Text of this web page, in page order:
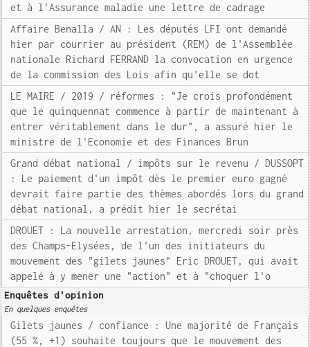
et à l'Assurance maladie une lettre de cadrage
Affaire Benalla / AN : Les députés LFI ont demandé
hier par courrier au président (REM) de l'Assemblée
nationale Richard FERRAND la convocation en urgence
de la commission des Lois afin qu'elle se dot
LE MAIRE / 2019 / réformes : "Je crois profondément
que le quinquennat commence à partir de maintenant à
entrer véritablement dans le dur", a assuré hier le
ministre de l'Economie et des Finances Brun
Grand débat national / impôts sur le revenu / DUSSOPT
: Le paiement d'un impôt dès le premier euro gagné
devrait faire partie des thèmes abordés lors du grand
débat national, a prédit hier le secrétai
DROUET : La nouvelle arrestation, mercredi soir près
des Champs-Elysées, de l'un des initiateurs du
mouvement des "gilets jaunes" Eric DROUET, qui avait
appelé à y mener une "action" et à "choquer l'o
Enquêtes d'opinion
En quelques enquêtes
Gilets jaunes / confiance : Une majorité de Français
(55 %, +1) souhaite toujours que le mouvement des